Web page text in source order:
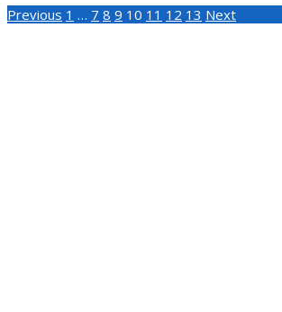
Previous 1 … 7 8 9 10 11 12 13 Next